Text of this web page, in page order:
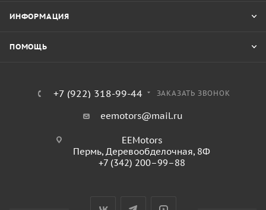
ИНФОРМАЦИЯ
ПОМОЩЬ
+7 (922) 318-99-44 ЗАКАЗАТЬ ЗВОНОК
eemotors@mail.ru
EEMotors
Пермь, Деревообделочная, 8Ф
+7 (342) 200–99–88